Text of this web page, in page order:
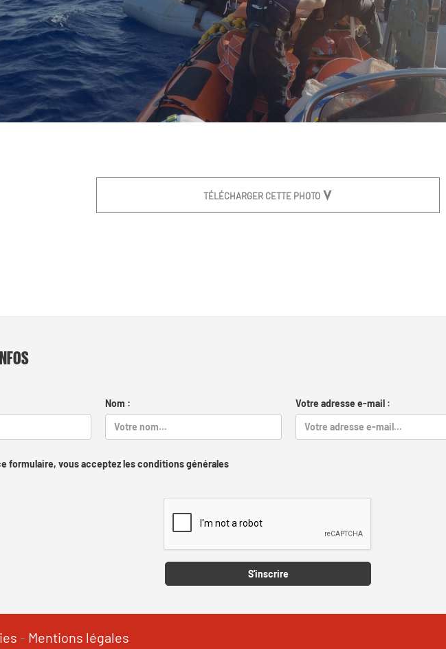
TÉLÉCHARGER CETTE PHOTO
Nom : Votre adresse e-mail :
formulaire, vous acceptez les conditions générales
S'inscrire
- Mentions légales